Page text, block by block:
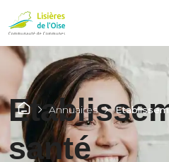
Annuaires
santé